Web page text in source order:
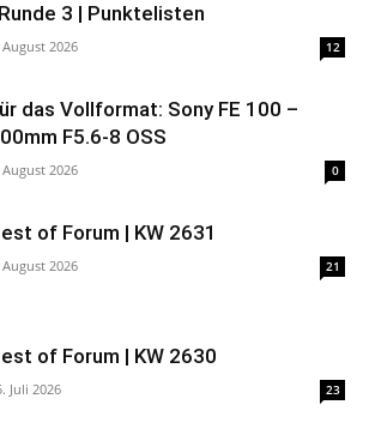
3 | Punktelisten
August 2026 12
das Vollformat: Sony FE 100 –
F5.6-8 OSS
August 2026 0
of Forum | KW 2631
August 2026 21
of Forum | KW 2630
Juli 2026 23